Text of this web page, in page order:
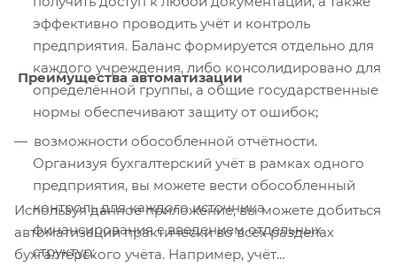
эффективно проводить учёт и контроль
предприятия. Баланс формируется отдельно для
каждого учреждения, либо консолидировано для
определённой группы, а общие государственные
нормы обеспечивают защиту от ошибок;
возможности обособленной отчётности.
Организуя бухгалтерский учёт в рамках одного
предприятия, вы можете вести обособленный
контроль для каждого источника
финансирования с введением отдельных
структур;
Преимущества автоматизации
Используя данное приложение, вы можете добиться
автоматизации практически во всех разделах
бухгалтерского учёта. Например, учёт